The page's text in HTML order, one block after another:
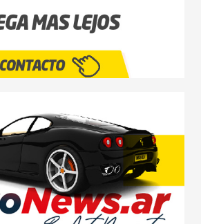
SEGURIDAD VIAL
RESP. SOCIAL